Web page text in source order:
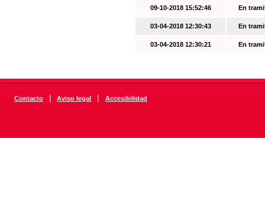
09-10-2018 15:52:46 En
03-04-2018 12:30:43 En
03-04-2018 12:30:21 En
Contacto | Aviso legal | Accesibilidad